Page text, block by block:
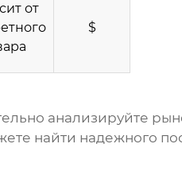
от
$
анализируйте
найти надежного